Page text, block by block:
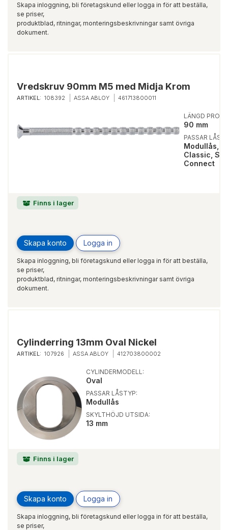
Skapa inloggning, bli företagskund eller logga in för att beställa,
se priser,
produktblad, ritningar, monteringsbeskrivningar samt övriga
dokument.
Vredskruv 90mm M5 med Midja Krom
ARTIKEL: 108392 ASSA ABLOY 461713800011
Finns i lager
Skapa konto Logga in
Skapa inloggning, bli företagskund eller logga in för att beställa,
se priser,
produktblad, ritningar, monteringsbeskrivningar samt övriga
dokument.
LÄNGD
90 mm
PASSAR
Modullås,
Classic,
Connect
Cylinderring 13mm Oval Nickel
ARTIKEL: 107926 ASSA ABLOY 412703800002
Finns i lager
Skapa konto Logga in
Skapa inloggning, bli företagskund eller logga in för att beställa,
se priser,
CYLINDERMODELL:
Oval
PASSAR LÅSTYP:
Modullås
SKYLTHÖJD UTSIDA:
13 mm